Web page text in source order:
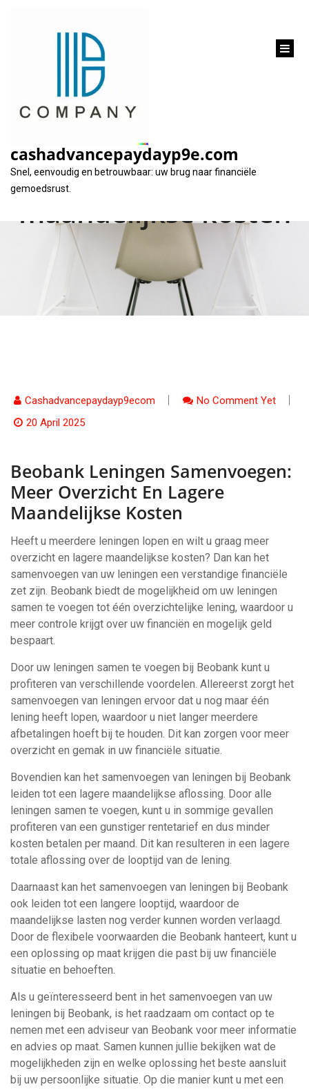
cashadvancepaydayp9e.com
Snel, eenvoudig en betrouwbaar: uw brug naar financiële
gemoedsrust.
Beobank leningen
samenvoegen: Meer
overzicht en lagere
maandelijkse kosten
Cashadvancepaydayp9ecom
No Comment Yet
20 April 2025
Beobank Leningen Samenvoegen:
Meer Overzicht En Lagere
Maandelijkse Kosten
Heeft u meerdere leningen lopen en wilt u graag meer
overzicht en lagere maandelijkse kosten? Dan kan het
samenvoegen van uw leningen een verstandige financiële
zet zijn. Beobank biedt de mogelijkheid om uw leningen
samen te voegen tot één overzichtelijke lening, waardoor u
meer controle krijgt over uw financiën en mogelijk geld
bespaart.
Door uw leningen samen te voegen bij Beobank kunt u
profiteren van verschillende voordelen. Allereerst zorgt het
samenvoegen van leningen ervoor dat u nog maar één
lening heeft lopen, waardoor u niet langer meerdere
afbetalingen hoeft bij te houden. Dit kan zorgen voor meer
overzicht en gemak in uw financiële situatie.
Bovendien kan het samenvoegen van leningen bij Beobank
leiden tot een lagere maandelijkse aflossing. Door alle
leningen samen te voegen, kunt u in sommige gevallen
profiteren van een gunstiger rentetarief en dus minder
kosten betalen per maand. Dit kan resulteren in een lagere
totale aflossing over de looptijd van de lening.
Daarnaast kan het samenvoegen van leningen bij Beobank
ook leiden tot een langere looptijd, waardoor de
maandelijkse lasten nog verder kunnen worden verlaagd.
Door de flexibele voorwaarden die Beobank hanteert, kunt u
een oplossing op maat krijgen die past bij uw financiële
situatie en behoeften.
Als u geïnteresseerd bent in het samenvoegen van uw
leningen bij Beobank, is het raadzaam om contact op te
nemen met een adviseur van Beobank voor meer informatie
en advies op maat. Samen kunnen jullie bekijken wat de
mogelijkheden zijn en welke oplossing het beste aansluit
bij uw persoonlijke situatie. Op die manier kunt u met een